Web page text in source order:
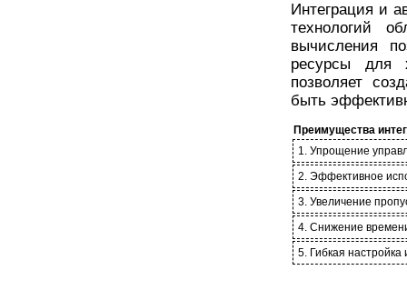
Интеграция и
технологий
вычисления
ресурсы для
позволяет
быть
Преимущества
1. Упрощение
2. Эффективное
3. Увеличение
4. Снижение
5. Гибкая